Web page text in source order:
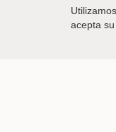
acepta